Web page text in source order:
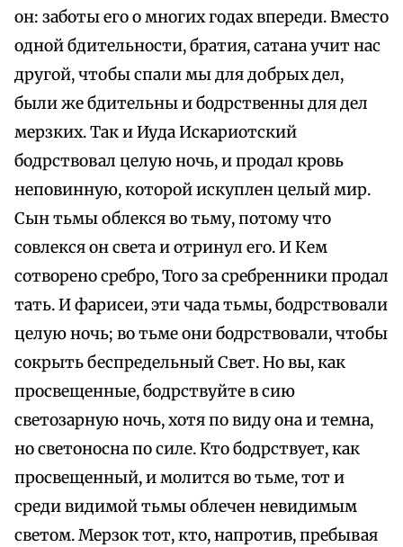
он: заботы его о многих годах впереди. Вместо
одной бдительности, братия, сатана учит нас
другой, чтобы спали мы для добрых дел,
были же бдительны и бодрственны для дел
мерзких. Так и Иуда Искариотский
бодрствовал целую ночь, и продал кровь
неповинную, которой искуплен целый мир.
Сын тьмы облекся во тьму, потому что
совлекся он света и отринул его. И Кем
сотворено сребро, Того за сребренники продал
тать. И фарисеи, эти чада тьмы, бодрствовали
целую ночь; во тьме они бодрствовали, чтобы
сокрыть беспредельный Свет. Но вы, как
просвещенные, бодрствуйте в сию
светозарную ночь, хотя по виду она и темна,
но светоносна по силе. Кто бодрствует, как
просвещенный, и молится во тьме, тот и
среди видимой тьмы облечен невидимым
светом. Мерзок тот, кто, напротив, пребывая